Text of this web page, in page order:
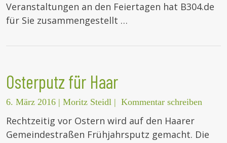
Veranstaltungen an den Feiertagen hat B304.de
für Sie zusammengestellt …
Osterputz für Haar
6. März 2016 | Moritz Steidl | Kommentar schreiben
Rechtzeitig vor Ostern wird auf den Haarer
Gemeindestraßen Frühjahrsputz gemacht. Die